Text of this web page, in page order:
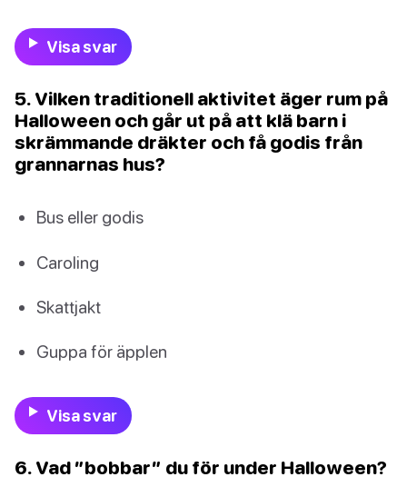
Visa svar
5. Vilken traditionell aktivitet äger rum på
Halloween och går ut på att klä barn i
skrämmande dräkter och få godis från
grannarnas hus?
Bus eller godis
Caroling
Skattjakt
Guppa för äpplen
Visa svar
6. Vad ”bobbar” du för under Halloween?